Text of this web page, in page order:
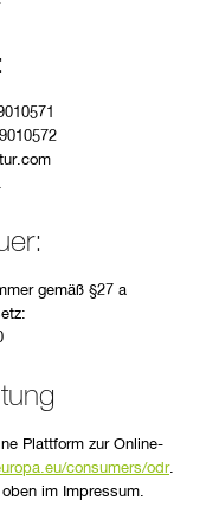
gemäß §27 a
Plattform zur Online-
consumers/odr.
im Impressum.